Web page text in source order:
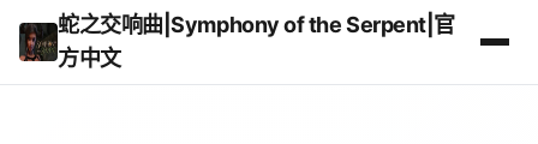
蛇之交响曲|Symphony of the Serpent|官
方中文